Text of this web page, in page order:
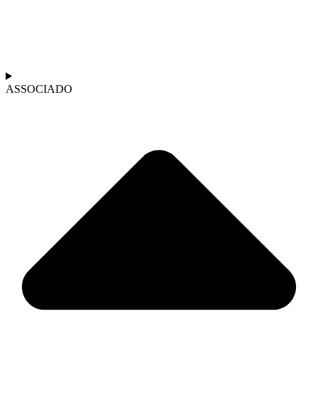
ASSOCIADO